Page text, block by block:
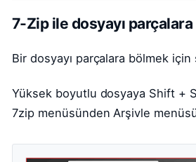
7-Zip ile dosyayı
Bir dosyayı parçalara bölmek için
Yüksek boyutlu dosyaya Shift +
7zip menüsünden Arşivle